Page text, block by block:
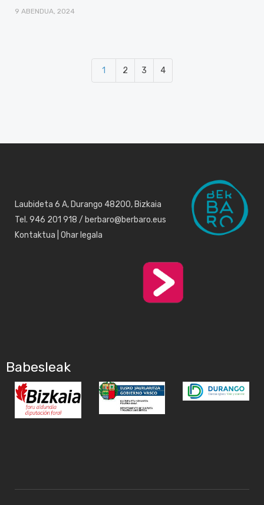
9 ABENDUA, 2024
1 2 3 4
Laubideta 6 A, Durango 48200, Bizkaia
Tel. 946 201 918 / berbaro@berbaro.eus
Kontaktua Ohar legala
Babesleak